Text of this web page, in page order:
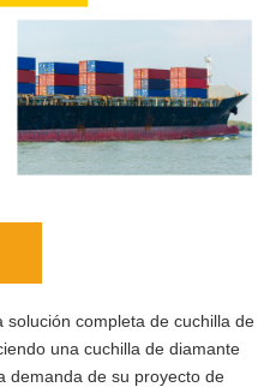
solución completa de cuchilla de
una cuchilla de diamante
demanda de su proyecto de